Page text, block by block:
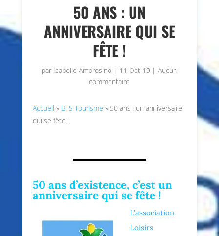
50 ANS : UN
ANNIVERSAIRE QUI SE
FÊTE !
par Isabelle Ambrosino | 11 Oct 19 |Aucun
commentaire
Accueil » BTS Tourisme » 50 ans : un anniversaire
qui se fête !
50 ans d’existence, c’est un
anniversaire qui se fête !
L’association
Loisirs